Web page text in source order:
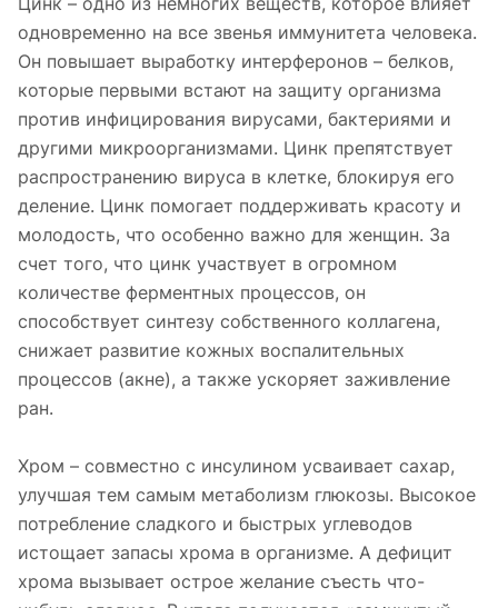
одновременно на все звенья иммунитета человека.
Он повышает выработку интерферонов – белков,
которые первыми встают на защиту организма
против инфицирования вирусами, бактериями и
другими микроорганизмами. Цинк препятствует
распространению вируса в клетке, блокируя его
деление. Цинк помогает поддерживать красоту и
молодость, что особенно важно для женщин. За
счет того, что цинк участвует в огромном
количестве ферментных процессов, он
способствует синтезу собственного коллагена,
снижает развитие кожных воспалительных
процессов (акне), а также ускоряет заживление
ран.
Хром – совместно с инсулином усваивает сахар,
улучшая тем самым метаболизм глюкозы. Высокое
потребление сладкого и быстрых углеводов
истощает запасы хрома в организме. А дефицит
хрома вызывает острое желание съесть что-